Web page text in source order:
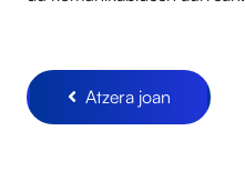
Atzera joan